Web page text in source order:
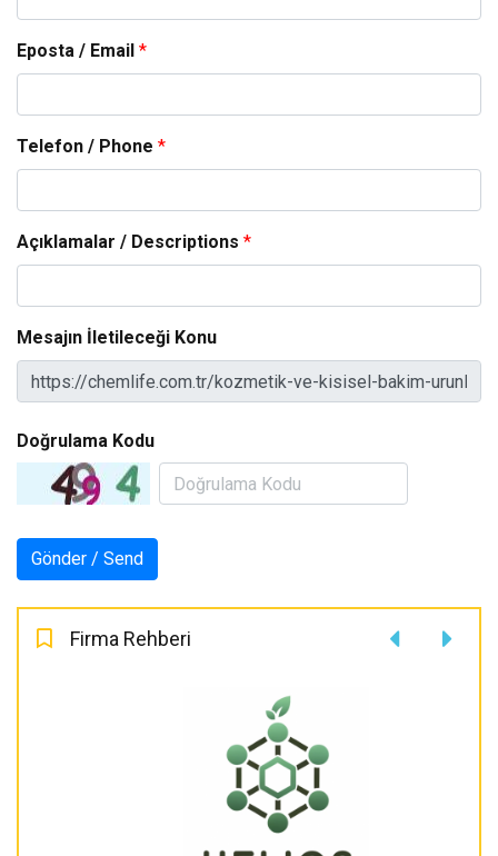
Eposta / Email *
Telefon / Phone *
Açıklamalar / Descriptions *
Mesajın İletileceği Konu
Doğrulama Kodu
Firma Rehberi